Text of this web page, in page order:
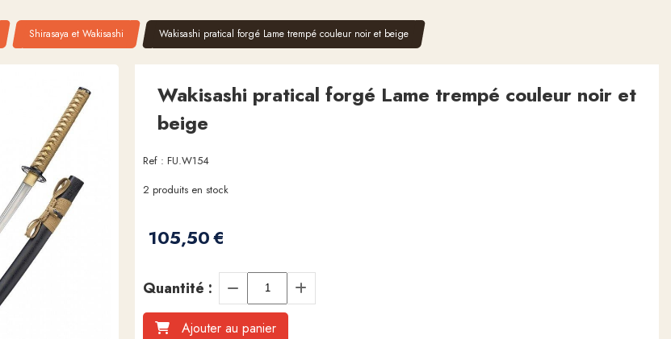
Shirasaya et Wakisashi Wakisashi pratical forgé Lame trempé couleur noir et beige
Wakisashi pratical forgé Lame trempé couleur noir et
beige
Ref : FU.W154
105,50€
2 produits en stock
Quantité :
Ajouter au panier